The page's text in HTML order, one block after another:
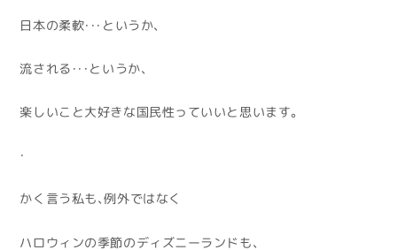
日本の柔軟・・・というか、
流される・・・というか、
楽しいこと大好きな国民性っていいと思います。
・
かく言う私も、例外ではなく
ハロウィンの季節のディズニーランドも、